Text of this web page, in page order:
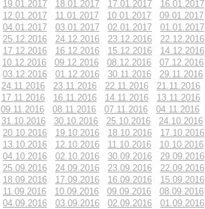
19.01.2017 18.01.2017 17.01.2017 16.01.2017
12.01.2017 11.01.2017 10.01.2017 09.01.2017
04.01.2017 03.01.2017 02.01.2017 01.01.2017
25.12.2016 24.12.2016 23.12.2016 22.12.2016
17.12.2016 16.12.2016 15.12.2016 14.12.2016
10.12.2016 09.12.2016 08.12.2016 07.12.2016
03.12.2016 01.12.2016 30.11.2016 29.11.2016
24.11.2016 23.11.2016 22.11.2016 21.11.2016
17.11.2016 16.11.2016 14.11.2016 13.11.2016
09.11.2016 08.11.2016 07.11.2016 04.11.2016
31.10.2016 30.10.2016 25.10.2016 24.10.2016
20.10.2016 19.10.2016 18.10.2016 17.10.2016
13.10.2016 12.10.2016 11.10.2016 10.10.2016
04.10.2016 02.10.2016 30.09.2016 29.09.2016
25.09.2016 24.09.2016 23.09.2016 22.09.2016
18.09.2016 17.09.2016 16.09.2016 15.09.2016
11.09.2016 10.09.2016 09.09.2016 08.09.2016
04.09.2016 03.09.2016 02.09.2016 01.09.2016